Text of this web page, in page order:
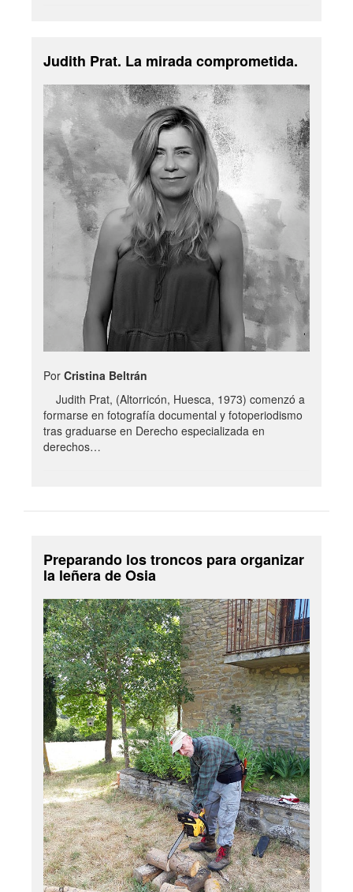
Judith Prat. La mirada comprometida.
Por Cristina Beltrán
Judith Prat, (Altorricón, Huesca, 1973) comenzó a
formarse en fotografía documental y fotoperiodismo
tras graduarse en Derecho especializada en
derechos…
Preparando los troncos para organizar
la leñera de Osia